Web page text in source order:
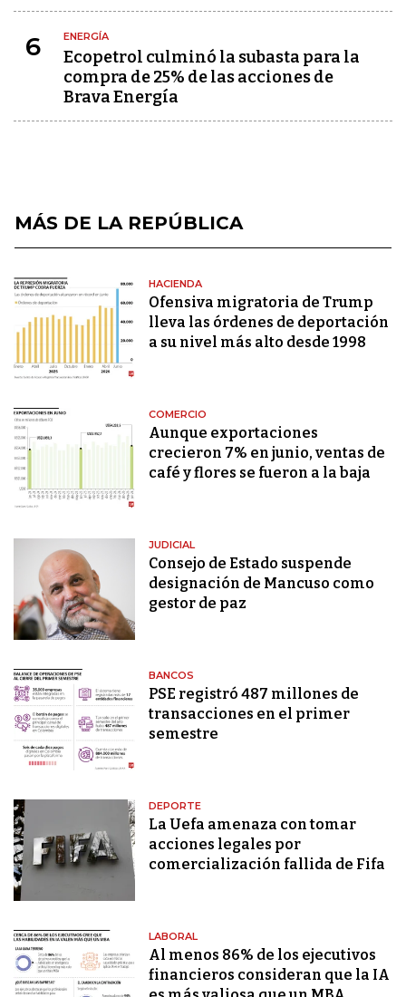
6 ENERGÍA
Ecopetrol culminó la subasta para la
compra de 25% de las acciones de
Brava Energía
MÁS DE LA REPÚBLICA
HACIENDA
Ofensiva migratoria de Trump
lleva las órdenes de deportación
a su nivel más alto desde 1998
COMERCIO
Aunque exportaciones
crecieron 7% en junio, ventas de
café y flores se fueron a la baja
JUDICIAL
Consejo de Estado suspende
designación de Mancuso como
gestor de paz
BANCOS
PSE registró 487 millones de
transacciones en el primer
semestre
DEPORTE
La Uefa amenaza con tomar
acciones legales por
comercialización fallida de Fifa
LABORAL
Al menos 86% de los ejecutivos
financieros consideran que la IA